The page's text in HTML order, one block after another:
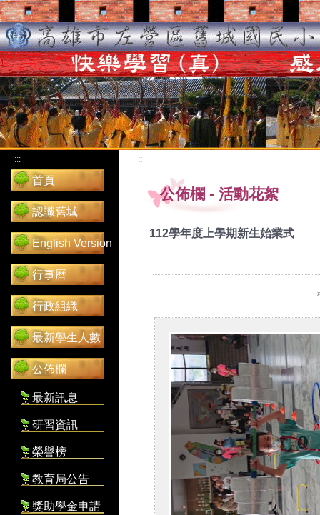
:::
首頁
認識舊城
English Version
行事曆
行政組織
最新學生人數
公佈欄
最新訊息
研習資訊
榮譽榜
教育局公告
獎助學金申請
:::
公佈欄 - 活動花絮
112學年度上學期新生始業式